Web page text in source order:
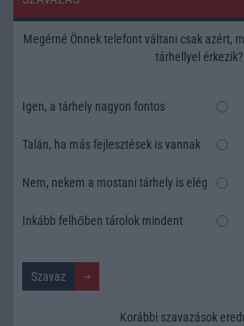
Megérné Önnek telefont váltani csak azért,
tárhellyel érkezik?
Igen, a tárhely nagyon fontos
Talán, ha más fejlesztések is vannak
Nem, nekem a mostani tárhely is elég
Inkább felhőben tárolok mindent
Korábbi szavazások